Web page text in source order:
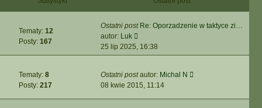
z
o
s
p
o
s
l
a
o
Tematy: 12
Posty: 167
Ostatni post Re: Oporzadzenie w taktyce zi…
autor: Luk
y
ś
i
e
t
25 lip 2025, 16:38
Tematy: 8
Posty: 217
Ostatni postautor: Michal N
08 kwie 2015, 11:14